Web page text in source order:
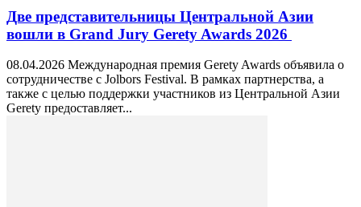
Две представительницы Центральной Азии
вошли в Grand Jury Gerety Awards 2026
08.04.2026 Международная премия Gerety Awards объявила о
сотрудничестве с Jolbors Festival. В рамках партнерства, а
также с целью поддержки участников из Центральной Азии
Gerety предоставляет...